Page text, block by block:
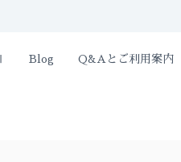
Blog Q&Aとご利用案内